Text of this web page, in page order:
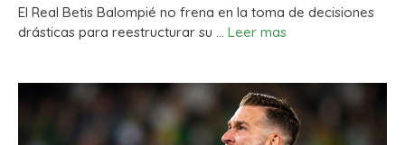
El Real Betis Balompié no frena en la toma de decisiones
drásticas para reestructurar su … Leer mas